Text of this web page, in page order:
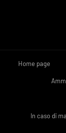
Home page
In caso di